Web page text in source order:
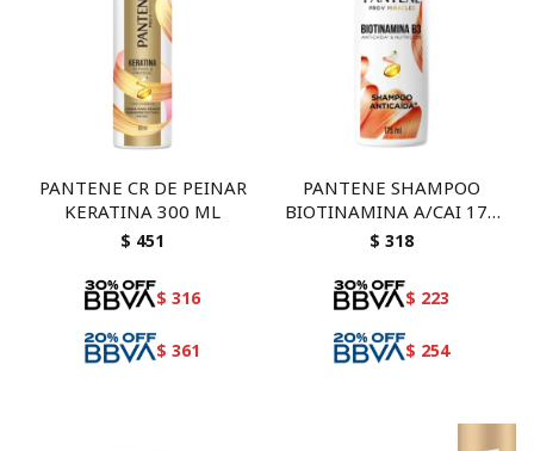
PANTENE CR DE PEINAR
KERATINA 300 ML
$ 451
$ 316
$ 361
PANTENE SHAMPOO
BIOTINAMINA A/CAI 175
ML
$ 318
$ 223
$ 254